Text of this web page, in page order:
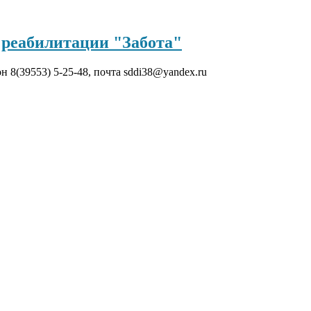
"Забота"
8(39553) 5-25-48, почта sddi38@yandex.ru